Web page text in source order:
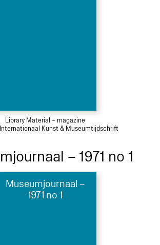
Library Material – magazine
Kunst & Museumtijdschrift
– 1971 no 1
Museumjournaal –
1971 no 1